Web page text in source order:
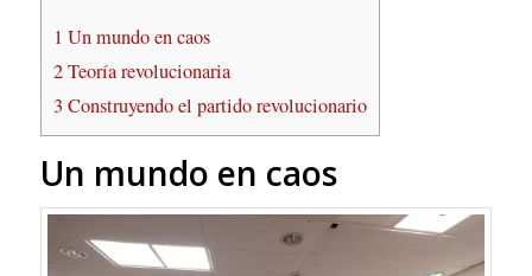
1 Un mundo en caos
2Teoría revolucionaria
3 Construyendo el partido revolucionario
Un mundo en caos